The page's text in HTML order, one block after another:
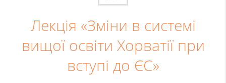
Лекція «Зміни в системі
вищої освіти Хорватії при
вступі до ЄС»